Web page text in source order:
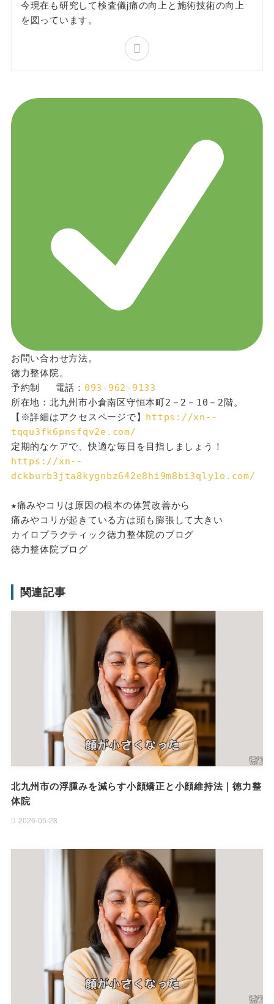
今現在も研究して検査儀j痛の向上と施術技術の向上
を図っています。
お問い合わせ方法。
徳力整体院。
予約制 　電話： 093-962-9133
所在地：北九州市小倉南区守恒本町2－2－10－2階。
【※詳細はアクセスページで】 https://xn--
tqqu3fk6pnsfqv2e.com/
定期的なケアで、快適な毎日を目指しましょう！
https://xn--
dckburb3jta8kygnbz642e8hi9m8bi3qly1o.com/
★痛みやコリは原因の根本の体質改善から
痛みやコリが起きている方は頭も膨張して大きい
カイロプラクティック徳力整体院のブログ
徳力整体院ブログ
関連記事
北九州市の浮腫みを減らす小顔矯正と小顔維持法｜徳力整
体院
2026-05-28